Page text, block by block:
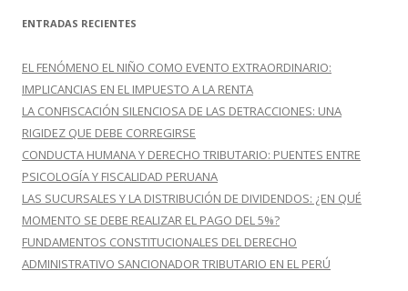
c
r
:
ENTRADAS RECIENTES
EL FENÓMENO EL NIÑO COMO EVENTO EXTRAORDINARIO:
IMPLICANCIAS EN EL IMPUESTO A LA RENTA
LA CONFISCACIÓN SILENCIOSA DE LAS DETRACCIONES: UNA
RIGIDEZ QUE DEBE CORREGIRSE
CONDUCTA HUMANA Y DERECHO TRIBUTARIO: PUENTES ENTRE
PSICOLOGÍA Y FISCALIDAD PERUANA
LAS SUCURSALES Y LA DISTRIBUCIÓN DE DIVIDENDOS: ¿EN QUÉ
MOMENTO SE DEBE REALIZAR EL PAGO DEL 5%?
FUNDAMENTOS CONSTITUCIONALES DEL DERECHO
ADMINISTRATIVO SANCIONADOR TRIBUTARIO EN EL PERÚ